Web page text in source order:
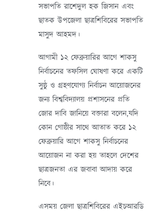
সভাপতি রাশেদুল হক জিসান এবং
ছাতক উপজেলা ছাত্রশিবিরের সভাপতি
মাসুদ আহমদ।
আগামী ১২ ফেব্রুয়ারির আগে শাকসু
নির্বাচনের তফসিল ঘোষণা করে একটি
সুষ্ঠু ও গ্রহণযোগ্য নির্বাচন আয়োজনের
জন্য বিশ্ববিদ্যালয় প্রশাসনের প্রতি
জোর দাবি জানিয়ে বক্তারা বলেন,যদি
কোন গোষ্ঠীর সাথে আতাত করে ১২
ফেব্রুয়ারি আগে শাকসু নির্বাচনের
আয়োজন না করা হয় তাহলে দেশের
ছাত্রজনতা এর জবাবা আদায় করে
নিবে।
এসময় জেলা ছাত্রশিবিরের এইচআরডি